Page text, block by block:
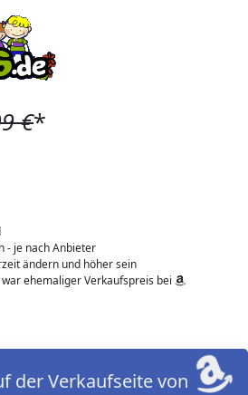
€*
- je nach Anbieter
ändern und höher sein
ehemaliger Verkaufspreis bei
der Verkaufseite von